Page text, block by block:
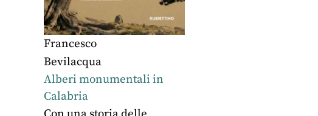
Francesco
Bevilacqua
Alberi monumentali in
Calabria